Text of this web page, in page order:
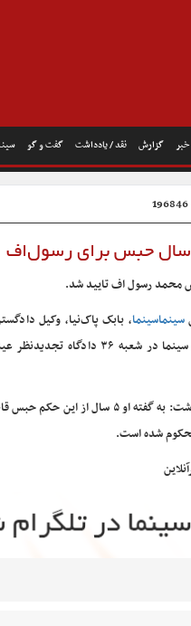
خبر گزارش نقد / یادداشت گفت و گو
رسول اف تایید شد.
سینماسینما
کارگردان سینما در شعبه
امتداد نوشت: به گفته او ۵
شده است.